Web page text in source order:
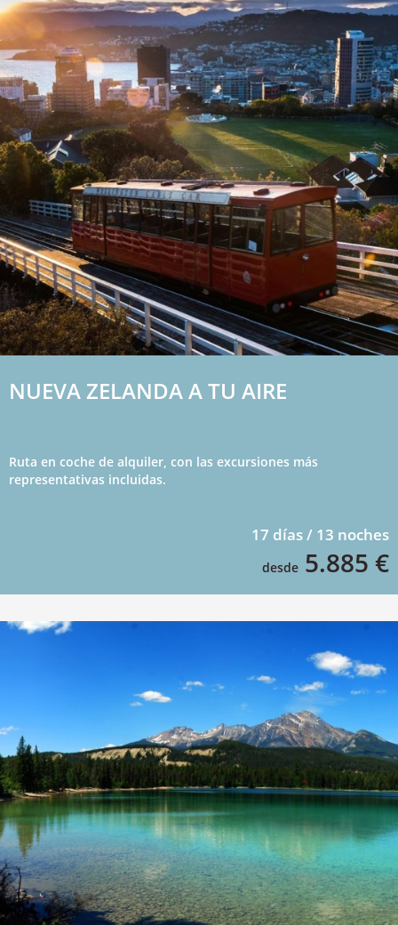
NUEVA ZELANDA A TU AIRE
Ruta en coche de alquiler, con las excursiones más
representativas incluidas.
17 días / 13 noches
desde 5.885 €